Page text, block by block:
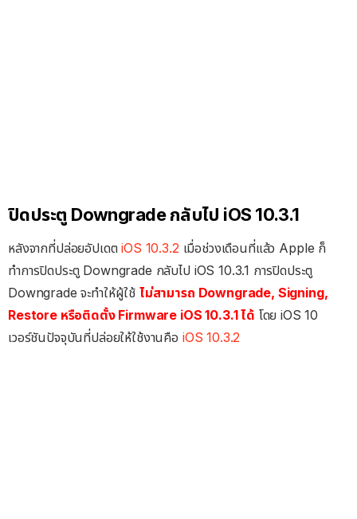
ปิดประตู Downgrade กลับไป iOS 10.3.1
หลังจากที่ปล่อยอัปเดต iOS 10.3.2เมื่อช่วงเดือนที่แล้ว Apple ก็
ทำการปิดประตู Downgrade กลับไป iOS 10.3.1 การปิดประตู
Downgrade จะทำให้ผู้ใช้ ไม่สามารถ Downgrade, Signing,
Restore หรือติดตั้ง Firmware iOS 10.3.1 ได้ โดย iOS 10
เวอร์ชันปัจจุบันที่ปล่อยให้ใช้งานคือ iOS 10.3.2